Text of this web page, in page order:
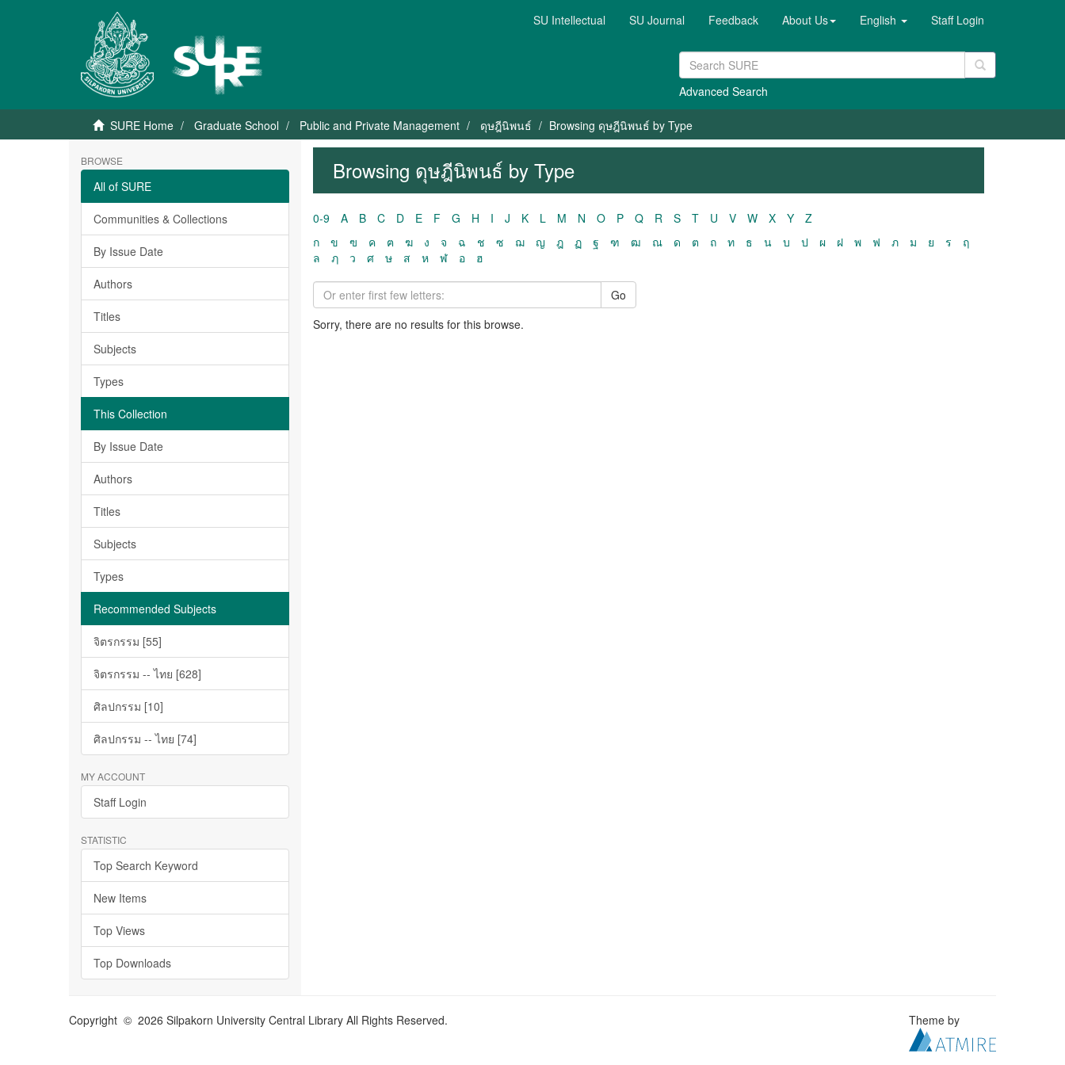
SU Intellectual SU Journal Feedback About Us English Staff Login
Advanced Search
SURE Home Graduate School Public and Private Management ดุษฎีนิพนธ์ Browsing ดุษฎีนิพนธ์ by Type
BROWSE
All of SURE
Communities & Collections
By Issue Date
Authors
Titles
Subjects
Types
This Collection
By Issue Date
Authors
Titles
Subjects
Types
Recommended Subjects
จิตรกรรม [55]
จิตรกรรม -- ไทย [628]
ศิลปกรรม [10]
ศิลปกรรม -- ไทย [74]
MY ACCOUNT
Staff Login
STATISTIC
Top Search Keyword
New Items
Top Views
Top Downloads
Browsing ดุษฎีนิพนธ์ by Type
0-9 A B C D E F G H I J K L M N O P Q R S T U V W X Y
Z
ก
ข ฃ ค ฅ ฆ ง จ ฉ ช ซ ฌ ญ ฎ ฏ ฐ ฑ ฒ ณ ด ต ถ ท ธ น บ ป ผ ฝ พ ฟ ภ ม ย ร
ฤ
ล
ฦ ว ศ ษ ส ห ฬ อ ฮ
Go
Sorry, there are no results for this browse.
Copyright © 2026 Silpakorn University Central Library All Rights Reserved. Theme by